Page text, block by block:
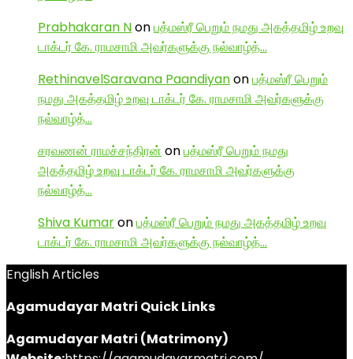
Prabhakaran Nonபத்மஸ்ரீ பெறும் நமது அகத்தமிழ் உறவு
டாக்டர் கே. ராமசாமி அவர்களுக்கு நல்வாழ்த்…
RethinavelSaravana Paandiyanonபத்மஸ்ரீ பெறும்
நமது அகத்தமிழ் உறவு டாக்டர் கே. ராமசாமி அவர்களுக்கு
நல்வாழ்த்…
சரவணன் ராமச்சந்திரன் onபத்மஸ்ரீ பெறும் நமது
அகத்தமிழ் உறவு டாக்டர் கே. ராமசாமி அவர்களுக்கு
நல்வாழ்த்…
Shiva Kumaronபத்மஸ்ரீ பெறும் நமது அகத்தமிழ் உறவு
டாக்டர் கே. ராமசாமி அவர்களுக்கு நல்வாழ்த்…
English Articles
Agamudayar Matri Quick Links
Agamudayar Matri (Matrimony)